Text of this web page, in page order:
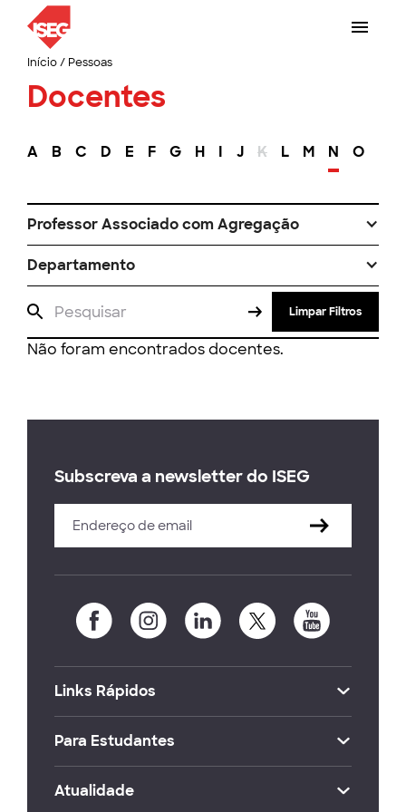
Início/ Pessoas
Docentes
A B C D E F G H I J K L M N O
Professor Associado com Agregação
Departamento
Limpar Filtros
Não foram encontrados docentes.
Subscreva a newsletter do ISEG
Links Rápidos
Para Estudantes
Atualidade